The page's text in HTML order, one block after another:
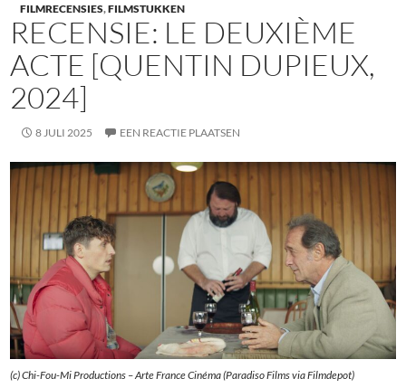
FILMRECENSIES,FILMSTUKKEN
RECENSIE: LE DEUXIÈME
ACTE [QUENTIN DUPIEUX,
2024]
8 JULI 2025 EEN REACTIE PLAATSEN
(c) Chi-Fou-Mi Productions – Arte France Cinéma (Paradiso Films via Filmdepot)